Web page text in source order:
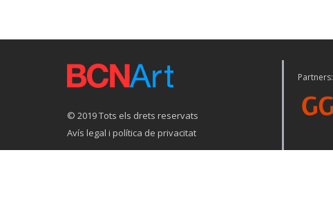
© 2019 Tots els drets reservats
Avís legal i política de privacitat
Partners: